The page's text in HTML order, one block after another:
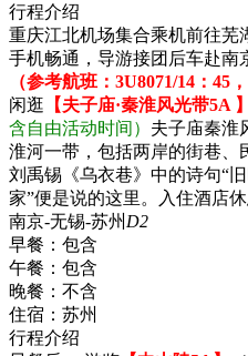
行程介绍
重庆江北机场集合乘机前往芜
手机畅通，导游接团后车赴南
（参考航班：3U8071/14：45
闲逛 【夫子庙·秦淮风光带5A 】
含自由活动时间） 夫子庙秦淮
淮河一带，包括两岸的街巷、
刘禹锡《乌衣巷》中的诗句“
家”便是说的这里。入住酒店休
南京-无锡-苏州 D2
早餐： 包含
午餐： 包含
晚餐： 不含
住宿： 苏州
行程介绍